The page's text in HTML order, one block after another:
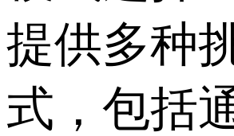
提供多种
式，包括